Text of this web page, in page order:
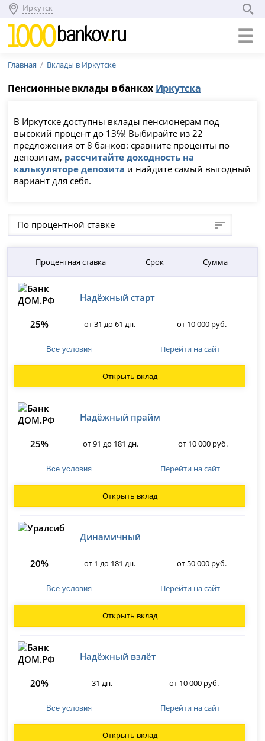
Иркутск
Главная Вклады в Иркутске
Пенсионные вклады в банках Иркутска
В Иркутске доступны вклады пенсионерам под
высокий процент до 13%! Выбирайте из 22
предложения от 8 банков: сравните проценты по
депозитам, рассчитайте доходность на
калькуляторе депозита и найдите самый выгодный
вариант для себя.
По процентной ставке
Процентная ставка Срок Сумма
Надёжный старт
25% от 31 до 61 дн. от 10 000 руб.
Все условия Перейти на сайт
Открыть вклад
Надёжный прайм
25% от 91 до 181 дн. от 10 000 руб.
Все условия Перейти на сайт
Открыть вклад
Динамичный
20% от 1 до 181 дн. от 50 000 руб.
Все условия Перейти на сайт
Открыть вклад
Надёжный взлёт
20% 31 дн. от 10 000 руб.
Все условия Перейти на сайт
Открыть вклад